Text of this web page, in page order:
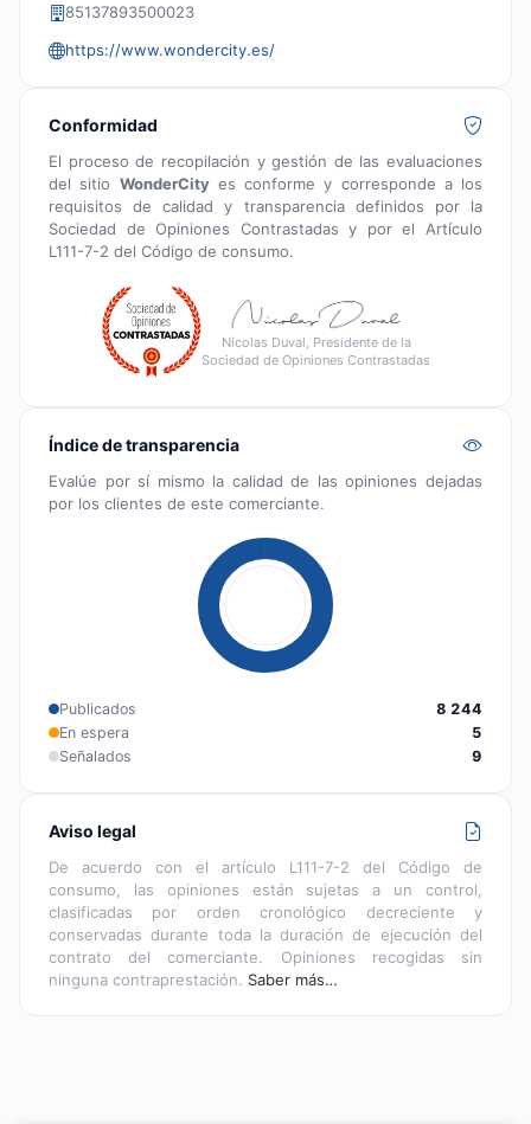
85137893500023
https://www.wondercity.es/
Conformidad
El proceso de recopilación y gestión de las evaluaciones
del sitio WonderCityes conforme y corresponde a los
requisitos de calidad y transparencia definidos por la
Sociedad de Opiniones Contrastadas y por el Artículo
L111-7-2 del Código de consumo.
Nicolas Duval, Presidente de la
Sociedad de Opiniones Contrastadas
Índice de transparencia
Evalúe por sí mismo la calidad de las opiniones dejadas
por los clientes de este comerciante.
Publicados
8 244
En espera
5
Señalados
9
Aviso legal
De acuerdo con el artículo L111-7-2 del Código de
consumo, las opiniones están sujetas a un control,
clasificadas por orden cronológico decreciente y
conservadas durante toda la duración de ejecución del
contrato del comerciante. Opiniones recogidas sin
ninguna contraprestación. Saber más…